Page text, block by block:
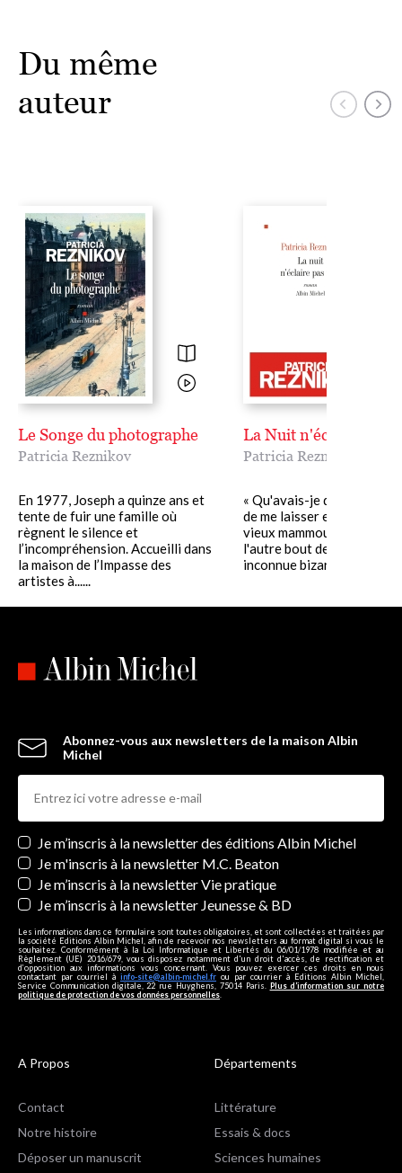
Du même
auteur
Le Songe du photographe
Patricia Reznikov
En 1977, Joseph a quinze ans et
tente de fuir une famille où
règnent le silence et
l’incompréhension. Accueilli dans
la maison de l’Impasse des
artistes à......
La Nuit n'éclaire pas
Patricia Reznikov
« Qu'avais-je d'autre à
de me laisser entraîner
vieux mammouth empaillé
l'autre bout de l'Europe
inconnue bizarre et......
Abonnez-vous aux newsletters de la maison Albin
Michel
Newsletters
Je m’inscris à la newsletter des éditions Albin Michel
Je m'inscris à la newsletter M.C. Beaton
Je m’inscris à la newsletter Vie pratique
Je m’inscris à la newsletter Jeunesse & BD
Les informations dans ce formulaire sont toutes obligatoires, et sont collectées et traitées par
la société Editions Albin Michel, afin de recevoir nos newsletters au format digital si vous le
souhaitez. Conformément à la Loi Informatique et Libertés du 06/01/1978 modifiée et au
Règlement (UE) 2016/679, vous disposez notamment d'un droit d'accès, de rectification et
d’opposition aux informations vous concernant. Vous pouvez exercer ces droits en nous
contactant par courriel à info-site@albin-michel.fr ou par courrier à Editions Albin Michel,
Service Communication digitale, 22 rue Huyghens, 75014 Paris. Plus d’information sur notre
politique de protection de vos données personnelles
A Propos
Contact
Notre histoire
Déposer un manuscrit
Départements
Littérature
Essais & docs
Sciences humaines